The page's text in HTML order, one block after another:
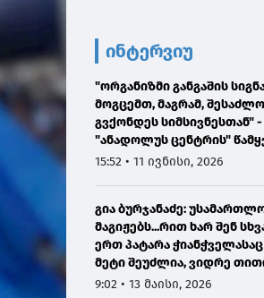
ინტერვიუ
"ორგანიზმი განგაშის
მოგცემთ, მაგრამ,
გვქონდეს სიმსივნესთან"
"ანადოლუს ცენტრის"
ონკოლოგთან
15:52 • 11 ივნისი, 2026
გია ბურჯანაძე:
მაგიჟებს...რით ხარ შენ
ერთ პატარა
მეტი შეუძლია, ვიდრე
ჩვენგანს...
9:02 • 13 მაისი, 2026